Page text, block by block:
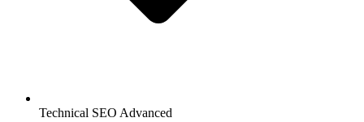
Technical SEO Advanced